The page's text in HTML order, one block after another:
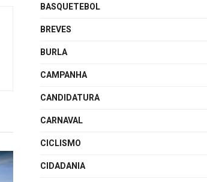
BASQUETEBOL
BREVES
BURLA
CAMPANHA
CANDIDATURA
CARNAVAL
CICLISMO
CIDADANIA